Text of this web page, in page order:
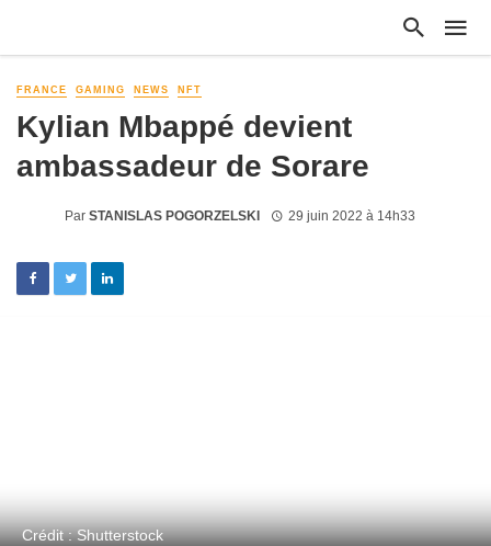
FRANCE GAMING NEWS NFT
Kylian Mbappé devient
ambassadeur de Sorare
Par STANISLAS POGORZELSKI 29 juin 2022 à 14h33
Crédit : Shutterstock